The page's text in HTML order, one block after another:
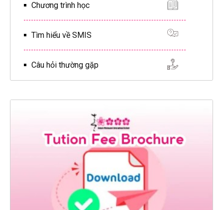
Chương trình học
Tìm hiểu về SMIS
Câu hỏi thường gặp